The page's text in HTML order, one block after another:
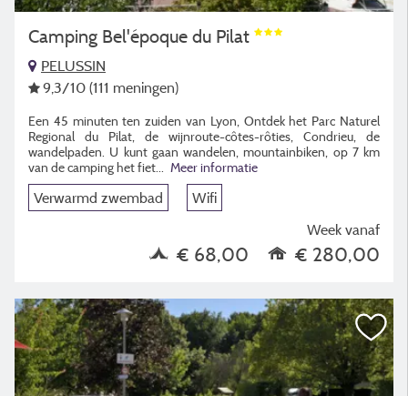
Camping Bel'époque du Pilat
PELUSSIN
9,3/10 (111 meningen)
Een 45 minuten ten zuiden van Lyon, Ontdek het Parc Naturel
Regional du Pilat, de wijnroute-côtes-rôties, Condrieu, de
wandelpaden. U kunt gaan wandelen, mountainbiken, op 7 km
van de camping het fiet...
Meer informatie
Verwarmd zwembad
Wifi
Week vanaf
€ 68,00 € 280,00